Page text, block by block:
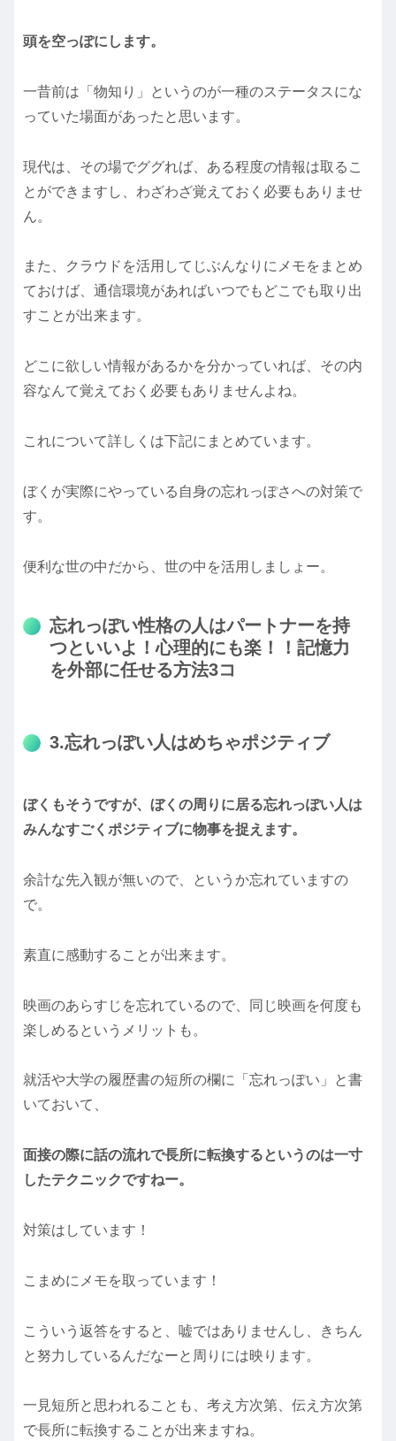
頭を空っぽにします。
一昔前は「物知り」というのが一種のステータスにな
っていた場面があったと思います。
現代は、その場でググれば、ある程度の情報は取るこ
とができますし、わざわざ覚えておく必要もありませ
ん。
また、クラウドを活用してじぶんなりにメモをまとめ
ておけば、通信環境があればいつでもどこでも取り出
すことが出来ます。
どこに欲しい情報があるかを分かっていれば、その内
容なんて覚えておく必要もありませんよね。
これについて詳しくは下記にまとめています。
ぼくが実際にやっている自身の忘れっぽさへの対策で
す。
便利な世の中だから、世の中を活用しましょー。
忘れっぽい性格の人はパートナーを持
つといいよ！心理的にも楽！！記憶力
を外部に任せる方法3コ
3.忘れっぽい人はめちゃポジティブ
ぼくもそうですが、ぼくの周りに居る忘れっぽい人は
みんなすごくポジティブに物事を捉えます。
余計な先入観が無いので、というか忘れていますの
で。
素直に感動することが出来ます。
映画のあらすじを忘れているので、同じ映画を何度も
楽しめるというメリットも。
就活や大学の履歴書の短所の欄に「忘れっぽい」と書
いておいて、
面接の際に話の流れで長所に転換するというのは一寸
したテクニックですねー。
対策はしています！
こまめにメモを取っています！
こういう返答をすると、嘘ではありませんし、きちん
と努力しているんだなーと周りには映ります。
一見短所と思われることも、考え方次第、伝え方次第
で長所に転換することが出来ますね。